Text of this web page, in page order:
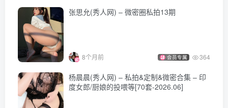
张思允(秀人网) – 微密圈私拍13期
8个月前 会员专属 364
杨晨晨(秀人网) – 私拍&定制&微密合集 – 印
度女郎/厨娘的投喂等[70套-2026.06]